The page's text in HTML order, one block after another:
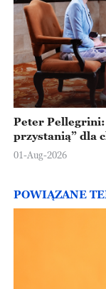
Peter Pellegrini:
przystanią” dla
Europejskiej
01-Aug-2026
POWIĄZANE